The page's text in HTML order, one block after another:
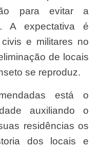
para evitar a
A expectativa é
e militares no
de locais
se reproduz.
auxiliando o
residências os
dos locais e